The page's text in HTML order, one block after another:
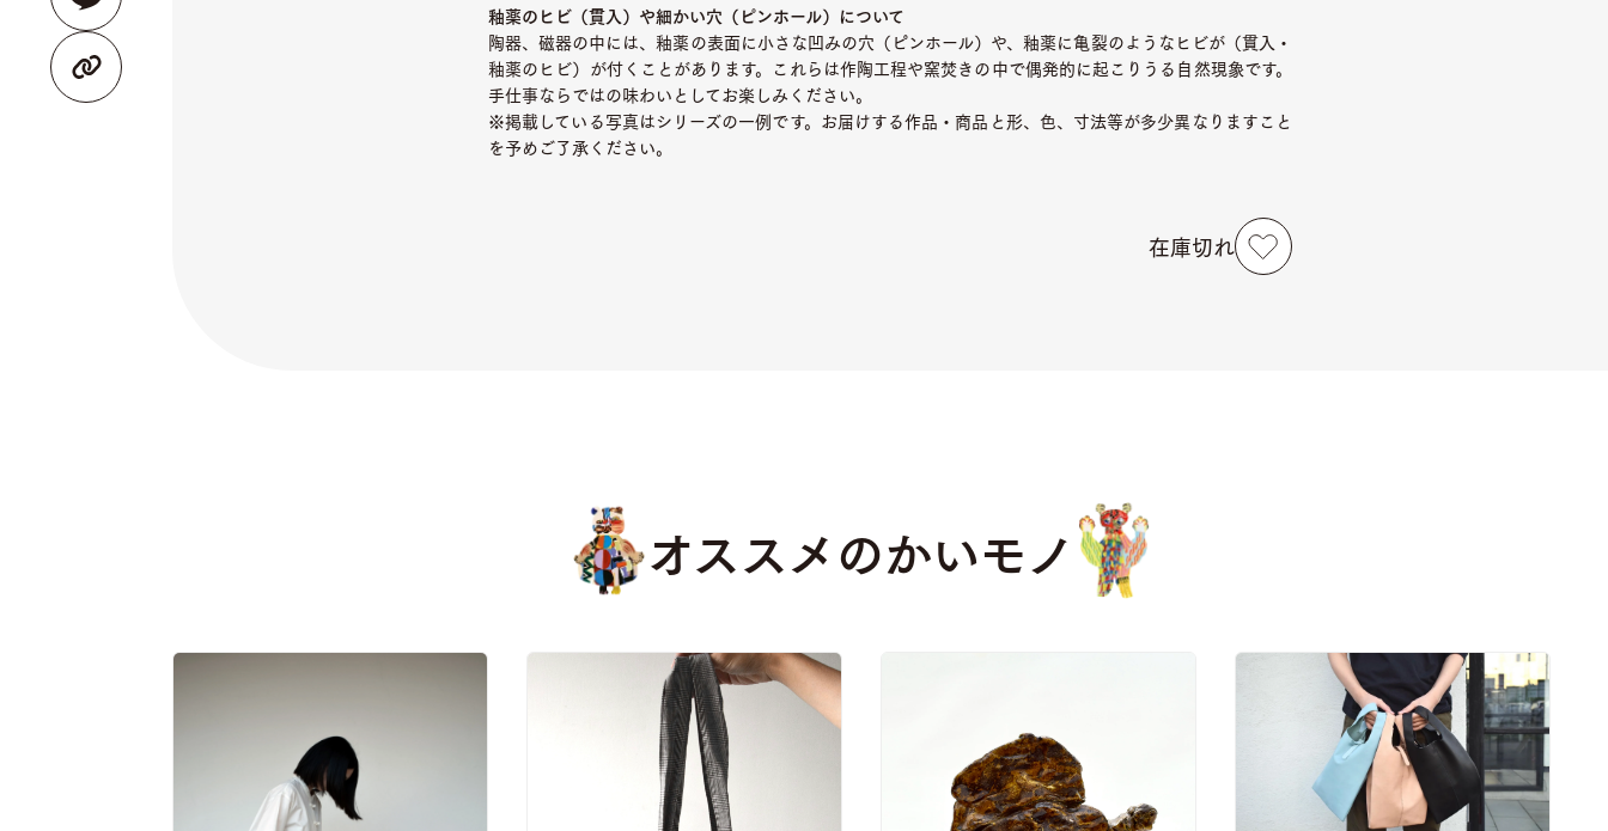
釉薬のヒビ（貫入）や細かい穴（ピンホール）について
陶器、磁器の中には、釉薬の表面に小さな凹みの穴（ピンホール）や、釉薬に亀裂のようなヒビが（貫入・
釉薬のヒビ）が付くことがあります。これらは作陶工程や窯焚きの中で偶発的に起こりうる自然現象です。
手仕事ならではの味わいとしてお楽しみください。
※掲載している写真はシリーズの一例です。お届けする作品・商品と形、色、寸法等が多少異なりますこと
を予めご了承ください。
在庫切れ
オススメのかいモノ